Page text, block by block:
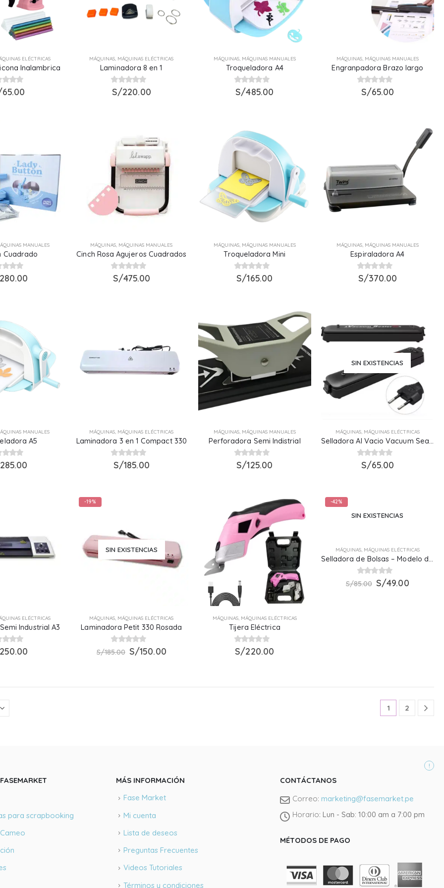
ELÉCTRICAS
Inalambrica
of 5
65.00
MÁQUINAS, MÁQUINAS ELÉCTRICAS
Laminadora 8 en 1
0out of 5
S/220.00
MÁQUINAS, MÁQUINAS MANUALES
Troqueladora A4
0out of 5
S/485.00
MÁQUINAS, MÁQUINAS MANUALES
Engranpadora Brazo largo
out of 5
S/65.00
MANUALES
Cuadrado
of 5
MÁQUINAS, MÁQUINAS MANUALES
Cinch Rosa Agujeros Cuadrados
0out of 5
S/475.00
MÁQUINAS, MÁQUINAS MANUALES
Troqueladora Mini
0out of 5
S/165.00
MÁQUINAS, MÁQUINAS MANUALES
Espiraladora A4
0out of 5
S/370.00
MANUALES
A5
of 5
285.00
MÁQUINAS, MÁQUINAS ELÉCTRICAS
Laminadora 3 en 1 Compact 330
0out of 5
S/185.00
MÁQUINAS, MÁQUINAS MANUALES
Perforadora Semi Indistrial
0out of 5
S/125.00
SIN EXISTENCIAS
MÁQUINAS, MÁQUINAS ELÉCTRICAS
out of 5
S/65.00
ELÉCTRICAS
Industrial A3
of 5
-19%
SIN EXISTENCIAS
MÁQUINAS, MÁQUINAS ELÉCTRICAS
Laminadora Petit 330 Rosada
0 out of 5
S/185.00 El
S/185.00.
S/150.00El
S/150.00.
MÁQUINAS, MÁQUINAS ELÉCTRICAS
Tijera Eléctrica
0out of 5
S/220.00
-42%
SIN EXISTENCIAS
MÁQUINAS, MÁQUINAS ELÉCTRICAS
0out of 5
S/85.00 El
S/49.00El
1 2
para scrapbooking
MÁS INFORMACIÓN
Fase Market
Mi cuenta
Lista de deseos
Preguntas Frecuentes
Videos Tutoriales
Términos y condiciones
CONTÁCTANOS
Correo: marketing@fasemarket.pe
Horario: Lun - Sab: 10:00 am a 7:00 pm
MÉTODOS DE PAGO